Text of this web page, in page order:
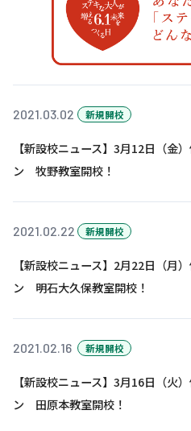
社長挨拶
会社概要／組織図
本社所在地
京進グループが目指す姿
子会社および関係会社
フランチャイズ事業
学習塾について
ライフキャリア
育児・暮らし
京進グループの事業所
お客さま満足度向上の取り組み
労働環境向上の取り組み
CSRレポート
社会貢献活動
オリジナルバッグプロジェクト
立木奨学金
価値創造の取り組み
DX（デジタル変革）
株主・投資家向け情報
株主・投資家の皆さまへ
連結業績・財務
IRライブラリー
IRカレンダー
ディスクロージャーポリシー
よくあるご質問
採用情報
京進リクルートInstagram
新卒採用情報
新卒採用デジタルパンフレット
講師（アルバイト）募集
介護事業 採用
個人情報保護方針
特別警報発令時の授業について
2021.03.02 新規開校
【新設校ニュース】3月12日（金
ン 牧野教室開校！
2021.02.22 新規開校
【新設校ニュース】2月22日（月
ン 明石大久保教室開校！
2021.02.16 新規開校
【新設校ニュース】3月16日（火
ン 田原本教室開校！